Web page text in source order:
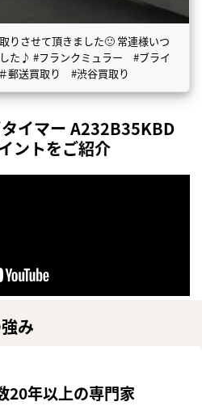
りさせて頂きました🙂 常連様いつ
た♪ #フランクミュラー #ブライ
郵送買取り #渋谷買取り
イマー A232B35KBD
ントをご紹介
み
20年以上の専門家